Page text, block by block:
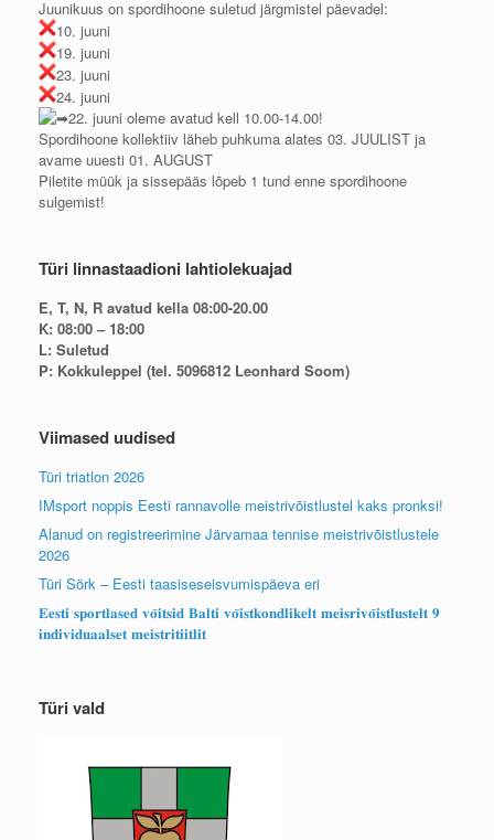
Juunikuus on spordihoone suletud järgmistel päevadel:
10. juuni
19. juuni
23. juuni
24. juuni
22. juuni oleme avatud kell 10.00-14.00!
Spordihoone kollektiiv läheb puhkuma alates 03. JUULIST ja
avame uuesti 01. AUGUST
Piletite müük ja sissepääs lõpeb 1 tund enne spordihoone
sulgemist!
Türi linnastaadioni lahtiolekuajad
E, T, N, R avatud kella 08:00-20.00
K: 08:00 – 18:00
L: Suletud
P: Kokkuleppel (tel. 5096812 Leonhard Soom)
Viimased uudised
Türi triatlon 2026
IMsport noppis Eesti rannavolle meistrivõistlustel kaks pronksi!
Alanud on registreerimine Järvamaa tennise meistrivõistlustele
2026
Türi Sörk – Eesti taasiseseisvumispäeva eri
𝐄𝐞𝐬𝐭𝐢 𝐬𝐩𝐨𝐫𝐭𝐥𝐚𝐬𝐞𝐝 𝐯𝐨̃𝐢𝐭𝐬𝐢𝐝 𝐁𝐚𝐥𝐭𝐢 𝐯𝐨̃𝐢𝐬𝐭𝐤𝐨𝐧𝐝𝐥𝐢𝐤𝐞𝐥𝐭 𝐦𝐞𝐢𝐬𝐫𝐢𝐯𝐨̃𝐢𝐬𝐭𝐥𝐮𝐬𝐭𝐞𝐥𝐭 𝟗
𝐢𝐧𝐝𝐢𝐯𝐢𝐝𝐮𝐚𝐚𝐥𝐬𝐞𝐭 𝐦𝐞𝐢𝐬𝐭𝐫𝐢𝐭𝐢𝐢𝐭𝐥𝐢𝐭
Türi vald